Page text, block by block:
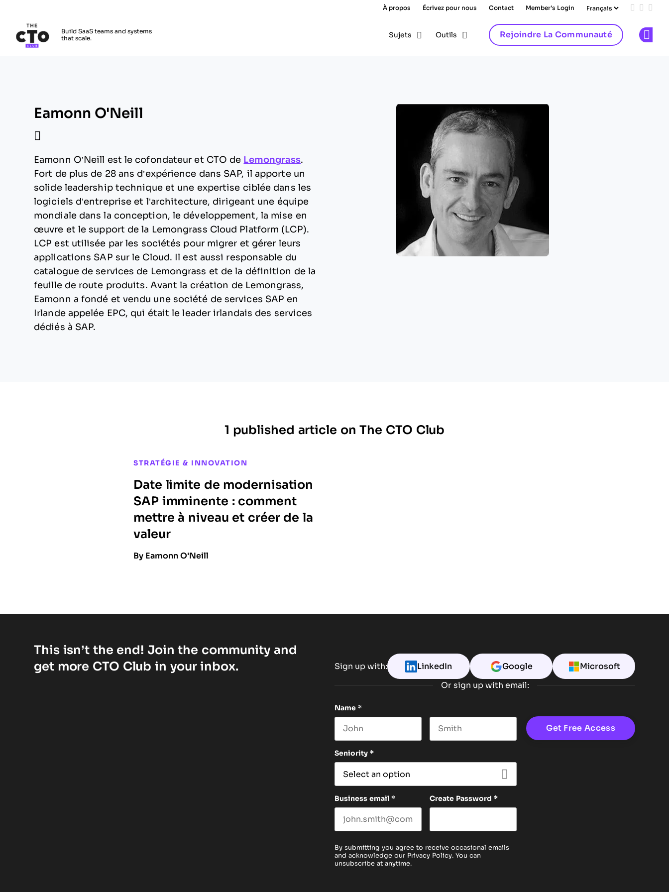
À propos Écrivez pour nous Contact Member's Login Add us
Follow
Build SaaS teams and systems
that scale.
Sujets Outils Rejoindre La Communauté
Eamonn O'Neill
Eamonn O’Neill est le cofondateur et CTO de Lemongrass.
Fort de plus de 28 ans d’expérience dans SAP, il apporte un
solide leadership technique et une expertise ciblée dans les
logiciels d’entreprise et l’architecture, dirigeant une équipe
mondiale dans la conception, le développement, la mise en
œuvre et le support de la Lemongrass Cloud Platform (LCP).
LCP est utilisée par les sociétés pour migrer et gérer leurs
applications SAP sur le Cloud. Il est aussi responsable du
catalogue de services de Lemongrass et de la définition de la
feuille de route produits. Avant la création de Lemongrass,
Eamonn a fondé et vendu une société de services SAP en
Irlande appelée EPC, qui était le leader irlandais des services
dédiés à SAP.
1 published article on The CTO Club
STRATÉGIE & INNOVATION
Date limite de modernisation
SAP imminente : comment
mettre à niveau et créer de la
valeur
By Eamonn O'Neill
This isn’t the end! Join the community and
get more CTO Club in your inbox.
Sign up with: LinkedIn Google Microsoft
Or sign up with email:
Name *
Seniority *
Business email * Create Password *
By submitting you agree to receive occasional emails
and acknowledge our Privacy Policy. You can
unsubscribe at anytime.